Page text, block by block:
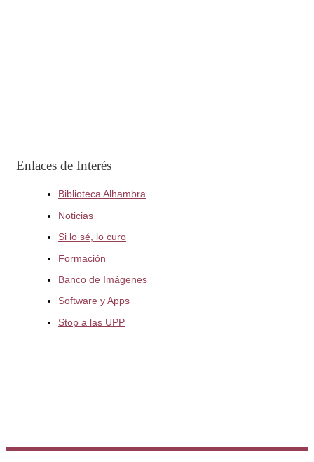
Enlaces de Interés
Biblioteca Alhambra
Noticias
Si lo sé, lo curo
Formación
Banco de Imágenes
Software y Apps
Stop a las UPP